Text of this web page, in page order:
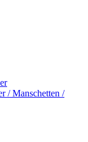
/ Manschetten /